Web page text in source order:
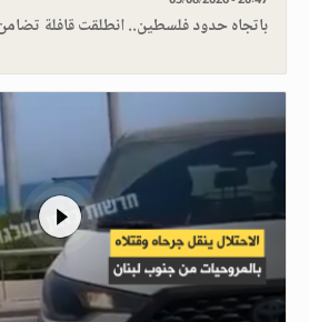
باتجاه حدود فلسطين.. انطلقت قافلة